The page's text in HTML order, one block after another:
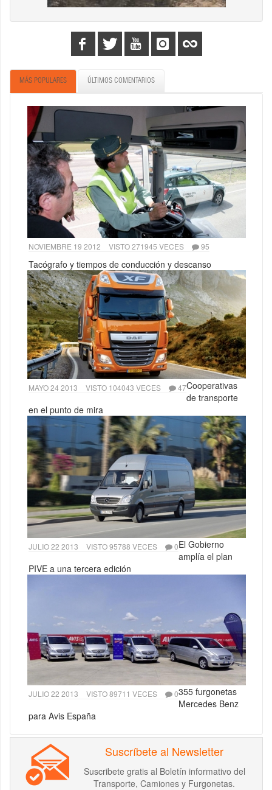
MÁS POPULARES ÚLTIMOS COMENTARIOS
NOVIEMBRE 19 2012 VISTO 271945 VECES 95
Tacógrafo y tiempos de conducción y descanso
MAYO 24 2013 VISTO 104043 VECES 47Cooperativas
de transporte
en el punto de mira
JULIO 22 2013 VISTO 95788 VECES 0El Gobierno
amplía el plan
PIVE a una tercera edición
JULIO 22 2013 VISTO 89711 VECES 0355 furgonetas
Mercedes Benz
para Avis España
Suscríbete al Newsletter
Suscribete gratis al Boletín informativo del
Transporte, Camiones y Furgonetas.